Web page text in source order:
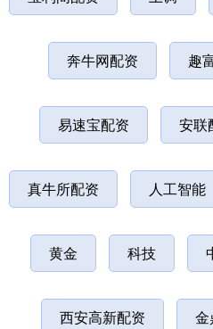
奔牛网配资 趣
易速宝配资 安联
真牛所配资 人工智能
黄金 科技
西安高新配资 金